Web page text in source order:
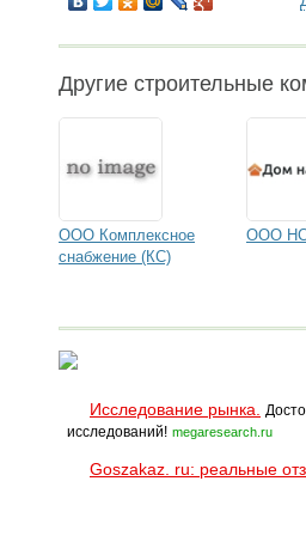
Другие строительные
ООО Комплексное
снабжение (КС)
ООО
Исследование рынка.
исследований! megaresearch.ru
Goszakaz. ru: реальные